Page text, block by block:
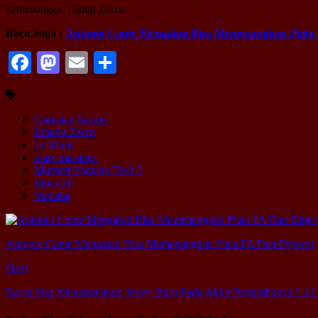
kemenangan“, tutup Zarco
Baca Juga : Antonio Conte Mengakui Bisa Memenangkan Piala
Facebook
Mastodon
Email
Christian Sarron
Johann Zarco
Le Mans
marc marquez
Monster Yamaha Tech 3
MotoGP
Yamaha
Antonio Conte Mengakui Bisa Memenangkan Piala FA Dan Dipecat
Next
Barca Siap Menggunakan Jersey Baru Pada Akhir Pertandingan La